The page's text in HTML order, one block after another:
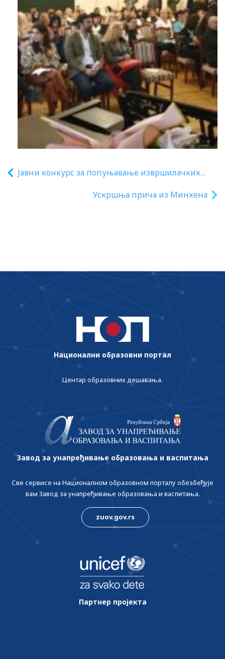
Јавни конкурс за попуњавање извршилачких
Ускршња прича из Минхена
Национални образовни портал
Центар образовних дешавања.
Завод за унапређивање образовања и васпитања
Све сервисе на Националном образовном порталу обезбеђује
вам Завод за унапређивање образовања и васпитања.
zuov.gov.rs
Партнер пројекта